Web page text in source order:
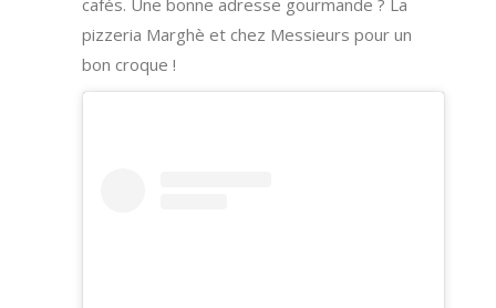
pizzeria Marghè et chez Messieurs pour un
bon croque !